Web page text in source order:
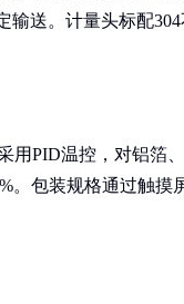
送。计量头标配
用PID温控，对铝箔
。包装规格通过触摸